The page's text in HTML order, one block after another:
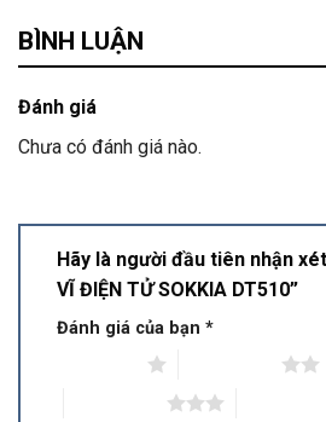
BÌNH LUẬN
Đánh giá
Chưa có đánh giá nào.
Hãy là người đầu tiên nhận
VĨ ĐIỆN TỬ SOKKIA DT510”
Đánh giá của bạn *